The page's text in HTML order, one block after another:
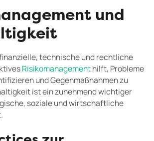
und
technische und rechtliche
Risikomanagementhilft, Probleme
und Gegenmaßnahmen zu
ist ein zunehmend wichtiger
soziale und wirtschaftliche